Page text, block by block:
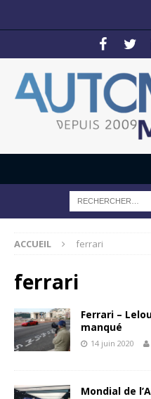
ACCUEIL ferrari
ferrari
Ferrari –
manqué
14 juin 2020
Mondial de